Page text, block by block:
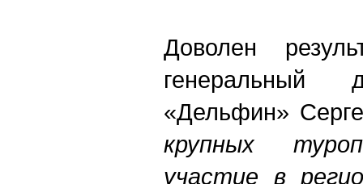
Доволен
генеральный
«Дельфин»
крупных
участие в